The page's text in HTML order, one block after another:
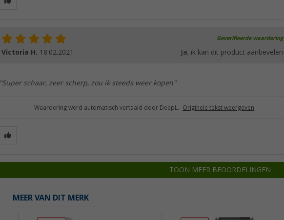
Geverifieerde waardering
Victoria H. 18.02.2021 Ja, ik kan dit product aanbevelen
"Super schaar, zeer scherp, zou ik steeds weer kopen"
Waardering werd automatisch vertaald door DeepL. Originele tekst weergeven
TOON MEER BEOORDELINGEN
MEER VAN DIT MERK